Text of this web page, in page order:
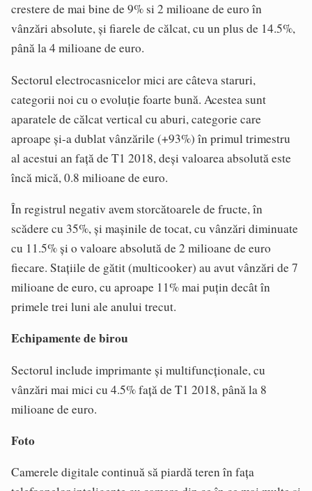
crestere de mai bine de 9% si 2 milioane de euro în
vânzări absolute, și fiarele de călcat, cu un plus de 14.5%,
până la 4 milioane de euro.
Sectorul electrocasnicelor mici are câteva staruri,
categorii noi cu o evoluție foarte bună. Acestea sunt
aparatele de călcat vertical cu aburi, categorie care
aproape și-a dublat vânzările (+93%) în primul trimestru
al acestui an față de T1 2018, deși valoarea absolută este
încă mică, 0.8 milioane de euro.
În registrul negativ avem storcătoarele de fructe, în
scădere cu 35%, și mașinile de tocat, cu vânzări diminuate
cu 11.5% și o valoare absolută de 2 milioane de euro
fiecare. Stațiile de gătit (multicooker) au avut vânzări de 7
milioane de euro, cu aproape 11% mai puțin decât în
primele trei luni ale anului trecut.
Echipamente de birou
Sectorul include imprimante și multifuncționale, cu
vânzări mai mici cu 4.5% față de T1 2018, până la 8
milioane de euro.
Foto
Camerele digitale continuă să piardă teren în fața